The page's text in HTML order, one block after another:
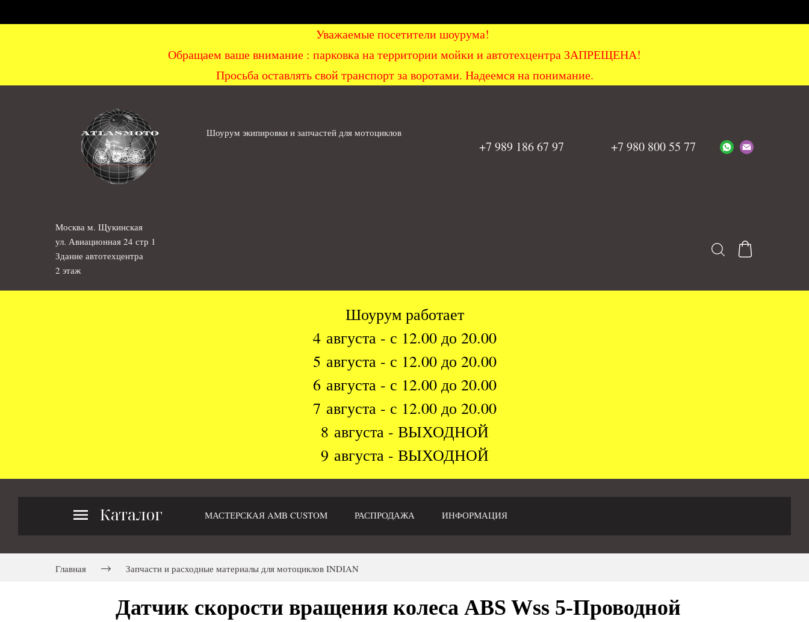
Уважаемые посетители шоурума!
Обращаем ваше внимание : парковка на территории мойки и автотехцентра ЗАПРЕЩЕНА!
Просьба оставлять свой транспорт за воротами. Надеемся на понимание.
Шоурум экипировки и запчастей для мотоциклов
+7 980 800 55 77
+7 989 186 67 97
Москва м. Щукинская
ул. Авиационная 24 стр 1
Здание автотехцентра
2 этаж
Шоурум работает
4 августа - с 12.00 до 20.00
5 августа - с 12.00 до 20.00
6 августа - с 12.00 до 20.00
7 августа - с 12.00 до 20.00
8 августа - ВЫХОДНОЙ
9 августа - ВЫХОДНОЙ
Каталог МАСТЕРСКАЯ AMB CUSTOM РАСПРОДАЖА ИНФОРМАЦИЯ
Главная Запчасти и расходные материалы для мотоциклов INDIAN
Датчик скорости вращения колеса ABS Wss 5-Проводной